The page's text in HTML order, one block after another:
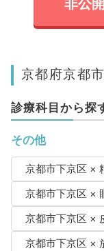
非公
京都府京都
診療科目から探
その他
京都市下京区 ×
京都市下京区 ×
京都市下京区 ×
京都市下京区 ×